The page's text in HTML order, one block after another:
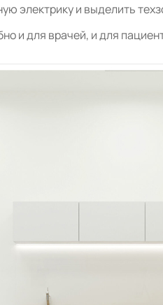
электрику и выделить
и для врачей, и для